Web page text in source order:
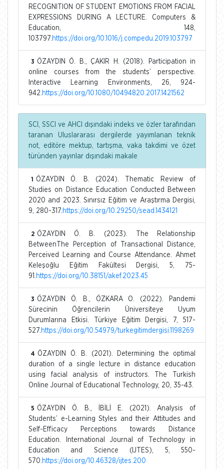
RECOGNITION OF STUDENT EMOTIONS FROM FACIAL
EXPRESSIONS DURING A LECTURE. Computers &
Education, 148,
103797. https://doi.org/10.1016/j.compedu.2019.103797
3 ÖZAYDIN Ö. B., ÇAKIR H. (2018). Participation in
online courses from the students’ perspective.
Interactive Learning Environments, 26, 924-
942. https://doi.org/10.1080/10494820.2017.1421562
SCI, SSCI ve AHCI dışındaki indeks ve özler tarafından
taranan Uluslararası dergilerde yayımlanan teknik
not, editöre mektup, tartışma, vaka takdimi ve özet
türünden yayınlar dışındaki makale
1
ÖZAYDIN Ö. B. (2024). Thematic Review of
Studies on Distance Education Conducted Between
2020 and 2023. Sınırsız Eğitim ve Araştırma Dergisi,
9, 280-317. https://doi.org/10.29250/sead.1434121
2 ÖZAYDIN Ö. B. (2023). The Relationship
BetweenThe Perception of Transactional Distance,
Perceived Learning and Course Attendance. Ahmet
Keleşoğlu Eğitim Fakültesi Dergisi, 5, 75-
91. https://doi.org/10.38151/akef.2023.45
3 ÖZAYDIN Ö. B., ÖZKARA O. (2022). Pandemi
Sürecinin Öğrencilerin Üniversiteye Uyum
Durumlarına Etkisi. Türkiye Eğitim Dergisi, 7, 517-
527. https://doi.org/10.54979/turkegitimdergisi.1198269
4 ÖZAYDIN Ö. B. (2021). Determining the optimal
duration of a single lecture in distance education
using facial analysis of instructors. The Turkish
Online Journal of Educational Technology, 20, 35-43.
5 ÖZAYDIN Ö. B., İBİLİ E. (2021). Analysis of
Students’ e-Learning Styles and their Attitudes and
Self-Efficacy Perceptions towards Distance
Education. International Journal of Technology in
Education and Science (IJTES), 5, 550-
570. https://doi.org/10.46328/ijtes.200